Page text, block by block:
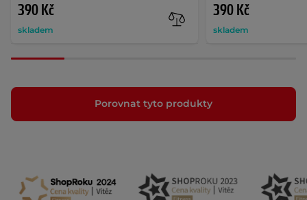
390 Kč
skladem
390 Kč
skladem
Porovnat tyto produkty